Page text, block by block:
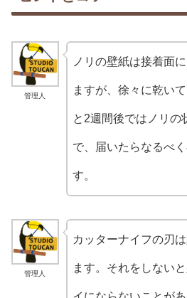
管理人
ノリの壁紙は接着面
ますが、徐々に乾い
と2週間後ではノリの
で、届いたらなるべ
す。
管理人
カッターナイフの刃
ます。それをしない